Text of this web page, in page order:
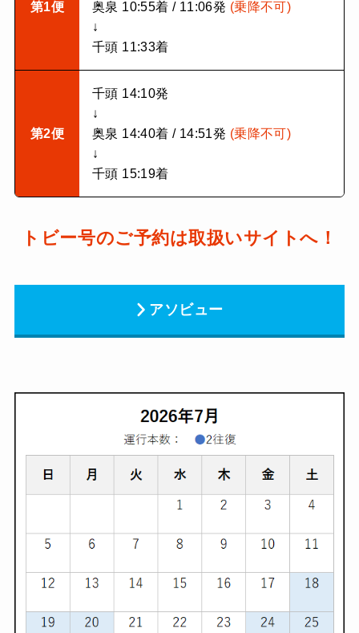
第1便 奥泉 10:55着 / 11:06発 (乗降不可)
↓
千頭 11:33着
第2便
千頭 14:10発
↓
奥泉 14:40着 / 14:51発 (乗降不可)
↓
千頭 15:19着
トビー号のご予約は取扱いサイトへ！
アソビュー